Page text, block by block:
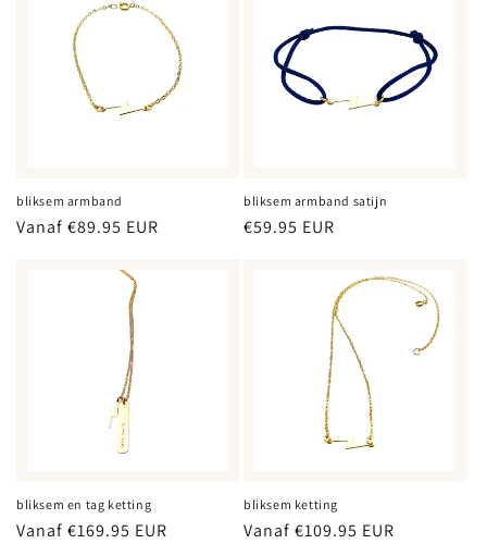
bliksem armband
Normale
Vanaf €89.95 EUR
bliksem armband satijn
Normale
€59.95 EUR
bliksem en tag ketting
Normale
Vanaf €169.95 EUR
bliksem ketting
Normale
Vanaf €109.95 EUR